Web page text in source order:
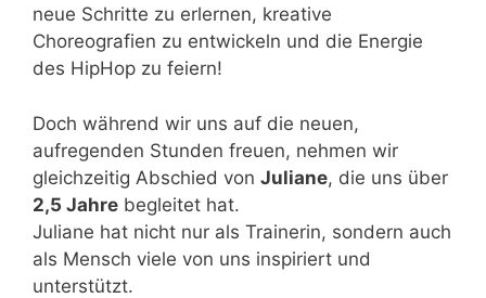
neue Schritte zu erlernen, kreative
Choreografien zu entwickeln und die Energie
des HipHop zu feiern!
Doch während wir uns auf die neuen,
aufregenden Stunden freuen, nehmen wir
gleichzeitig Abschied von Juliane, die uns über
2,5 Jahre begleitet hat.
Juliane hat nicht nur als Trainerin, sondern auch
als Mensch viele von uns inspiriert und
unterstützt.